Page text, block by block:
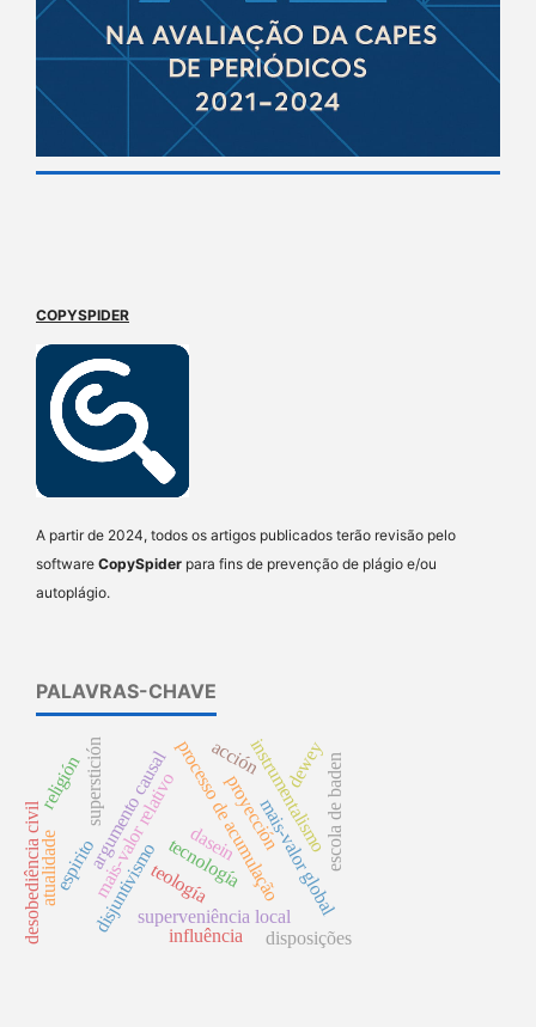
COPYSPIDER
A partir de 2024, todos os artigos publicados terão revisão pelo
software CopySpider para fins de prevenção de plágio e/ou
autoplágio.
PALAVRAS-CHAVE
argumento causal
superstición proyección
processo de acumulaçãomais-valor global
mais-valor relativo
superveniência local
disjuntivismo
religión
tecnología
instrumentalismo
dewey
teología
espirito
influência
desobediência civil escola de baden
dasein
disposições
acción
atualidade